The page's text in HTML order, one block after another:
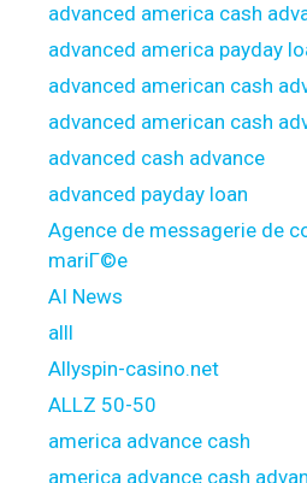
advanced america cash
advanced america payday
advanced american cash
advanced american cash
advanced cash advance
advanced payday loan
Agence de messagerie de
mariГ©e
AI News
alll
Allyspin-casino.net
ALLZ 50-50
america advance cash
america advance cash